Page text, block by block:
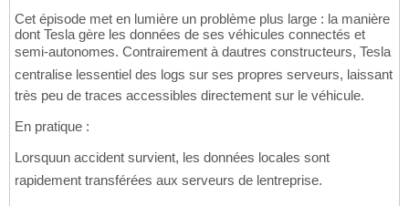
Cet épisode met en lumière un problème plus large : la manière
dont Tesla gère les données de ses véhicules connectés et
semi-autonomes. Contrairement à dautres constructeurs, Tesla
centralise lessentiel des logs sur ses propres serveurs, laissant
très peu de traces accessibles directement sur le véhicule.
En pratique :
Lorsquun accident survient, les données locales sont
rapidement transférées aux serveurs de lentreprise.